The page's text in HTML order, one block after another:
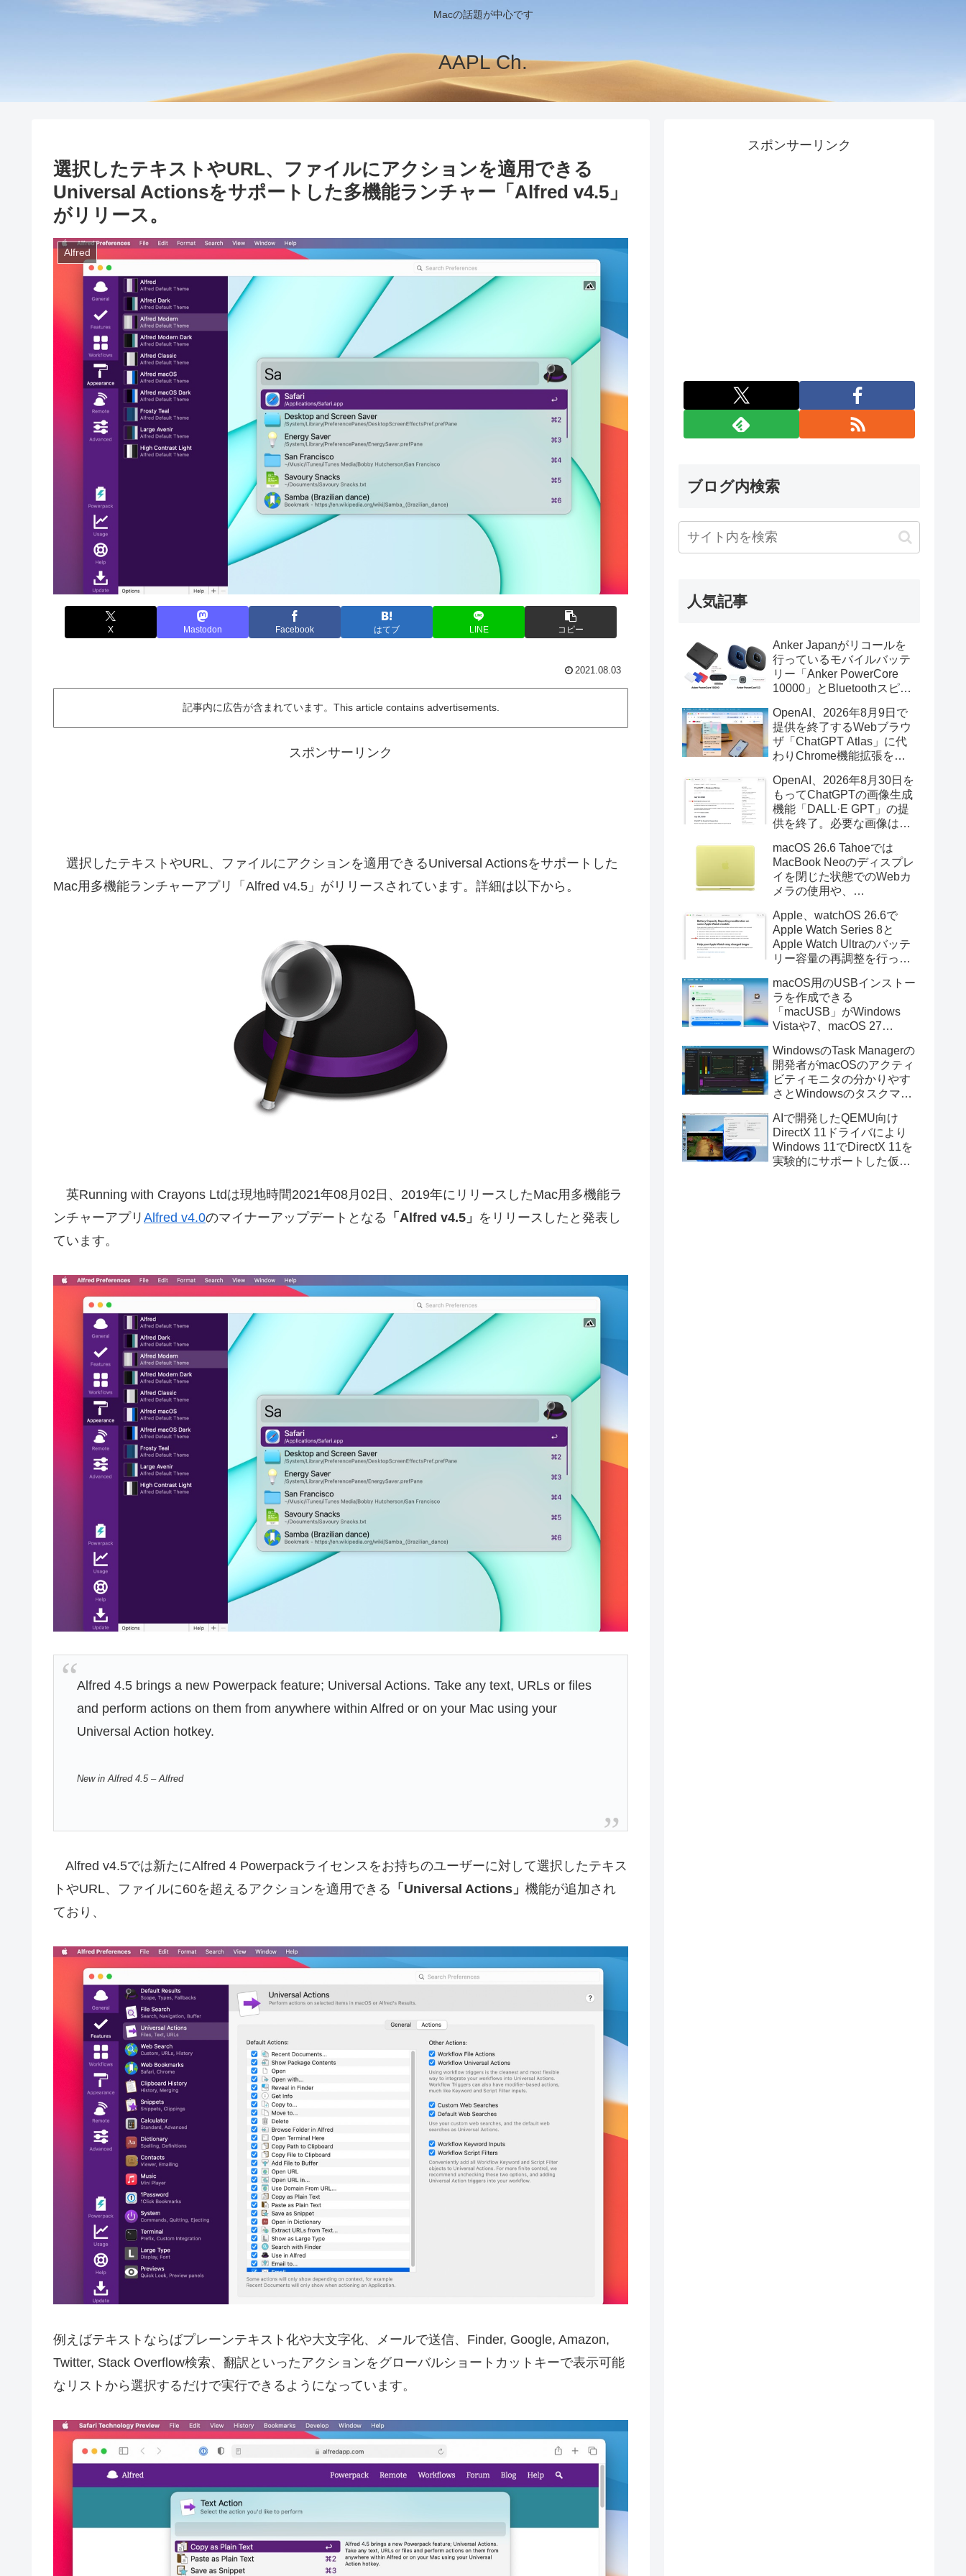
Macの話題が中心です
AAPL Ch.
選択したテキストやURL、ファイルにアクションを適用できる
Universal Actionsをサポートした多機能ランチャー「Alfred v4.5」
がリリース。
Alfred
X Mastodon Facebook はてブ LINE コピー
2021.08.03
記事内に広告が含まれています。This article contains advertisements.
スポンサーリンク
選択したテキストやURL、ファイルにアクションを適用できるUniversal Actionsをサポートした
Mac用多機能ランチャーアプリ「Alfred v4.5」がリリースされています。詳細は以下から。
英Running with Crayons Ltdは現地時間2021年08月02日、2019年にリリースしたMac用多機能ラ
ンチャーアプリ Alfred v4.0のマイナーアップデートとなる 「Alfred v4.5」 をリリースしたと発表し
ています。
Alfred 4.5 brings a new Powerpack feature; Universal Actions. Take any text, URLs or files
and perform actions on them from anywhere within Alfred or on your Mac using your
Universal Action hotkey.
New in Alfred 4.5 – Alfred
Alfred v4.5では新たにAlfred 4 Powerpackライセンスをお持ちのユーザーに対して選択したテキス
トやURL、ファイルに60を超えるアクションを適用できる 「Universal Actions」 機能が追加され
ており、
例えばテキストならばプレーンテキスト化や大文字化、メールで送信、Finder, Google, Amazon,
Twitter, Stack Overflow検索、翻訳といったアクションをグローバルショートカットキーで表示可能
なリストから選択するだけで実行できるようになっています。
スポンサーリンク
ブログ内検索
人気記事
Anker Japanがリコールを
行っているモバイルバッテ
リー「Anker PowerCore
10000」とBluetoothスピー
辺を焼損する火災が6月に3
件発生していたそうなので
注意を。
OpenAI、2026年8月9日で
提供を終了するWebブラウ
ザ「ChatGPT Atlas」に代
わりChrome機能拡張をア
画の質問やAsk ChatGPT機
能を追加。
OpenAI、2026年8月30日を
もってChatGPTの画像生成
機能「DALL·E GPT」の提
供を終了。必要な画像は期
macOS 26.6 Tahoeでは
MacBook Neoのディスプレ
イを閉じた状態でのWebカ
メラの使用や、
利用しMacBook Neoを復元
する際の安定性が向上。
Apple、watchOS 26.6で
Apple Watch Series 8と
Apple Watch Ultraのバッテ
リー容量の再調整を行った
macOS用のUSBインストー
ラを作成できる
「macUSB」がWindows
Vistaや7、macOS 27
トーラの作成に対応。
WindowsのTask Managerの
開発者がmacOSのアクティ
ビティモニタの分かりやす
さとWindowsのタスクマネ
Mac用システムモニタアプ
リ「Task Manager TMOG」
のBeta版を公開。
AIで開発したQEMU向け
DirectX 11ドライバにより
Windows 11でDirectX 11を
実験的にサポートした仮想